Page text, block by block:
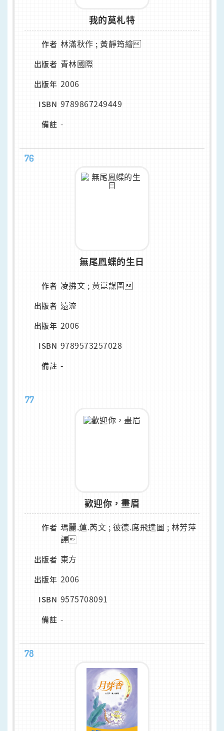
我的莫札特
作者 林滿秋作 ; 黃靜筠繪
出版者 青林國際
出版年 2006
ISBN 9789867249449
備註 -
76
無尾鳳蝶的生日
作者 凌拂文 ; 黃崑謀圖
出版者 遠流
出版年 2006
ISBN 9789573257028
備註 -
77
歡迎你，畫眉
作者 瑪麗.蓮.芮文 ; 彼德.席飛達圖 ; 林芳萍
譯
出版者 東方
出版年 2006
ISBN 9575708091
備註 -
78